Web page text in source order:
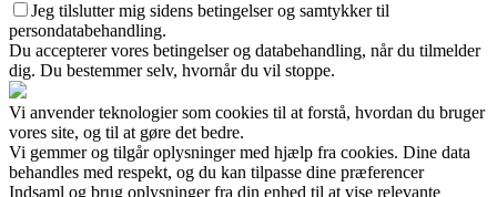
Jeg tilslutter mig sidens betingelser og samtykker til
persondatabehandling.
Du accepterer vores betingelser og databehandling, når du tilmelder
dig. Du bestemmer selv, hvornår du vil stoppe.
Vi anvender teknologier som cookies til at forstå, hvordan du bruger
vores site, og til at gøre det bedre.
Vi gemmer og tilgår oplysninger med hjælp fra cookies. Dine data
behandles med respekt, og du kan tilpasse dine præferencer
Indsaml og brug oplysninger fra din enhed til at vise relevante